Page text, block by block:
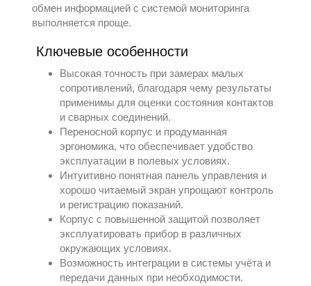
обмен информацией с системой мониторинга
выполняется проще.
Ключевые особенности
Высокая точность при замерах малых
сопротивлений, благодаря чему результаты
применимы для оценки состояния контактов
и сварных соединений.
Переносной корпус и продуманная
эргономика, что обеспечивает удобство
эксплуатации в полевых условиях.
Интуитивно понятная панель управления и
хорошо читаемый экран упрощают контроль
и регистрацию показаний.
Корпус с повышенной защитой позволяет
эксплуатировать прибор в различных
окружающих условиях.
Возможность интеграции в системы учёта и
передачи данных при необходимости.